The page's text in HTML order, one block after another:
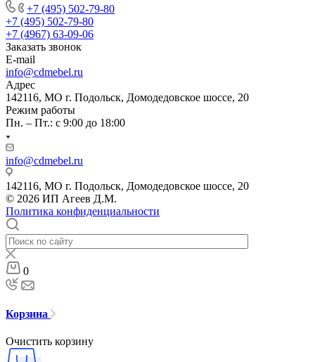
+7 (495) 502-79-80
+7 (495) 502-79-80
+7 (4967) 63-09-06
Заказать звонок
E-mail
info@cdmebel.ru
Адрес
142116, МО г. Подольск, Домодедовское шоссе, 20
Режим работы
Пн. – Пт.: с 9:00 до 18:00
info@cdmebel.ru
142116, МО г. Подольск, Домодедовское шоссе, 20
© 2026 ИП Агеев Д.М.
Политика конфиденциальности
0
Корзина
Очистить корзину